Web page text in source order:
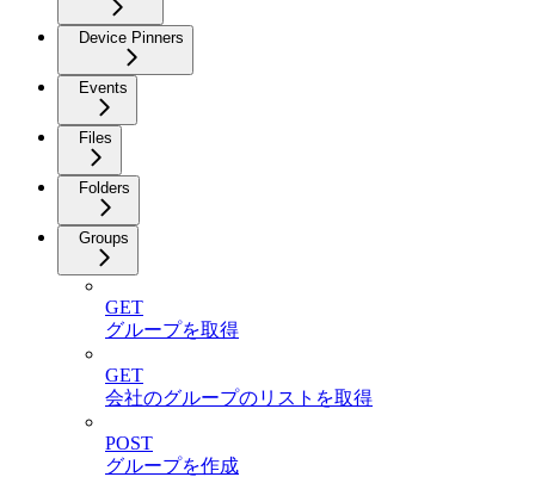
Device Pinners
Events
Files
Folders
Groups
GET
グループを取得
GET
会社のグループのリストを取得
POST
グループを作成